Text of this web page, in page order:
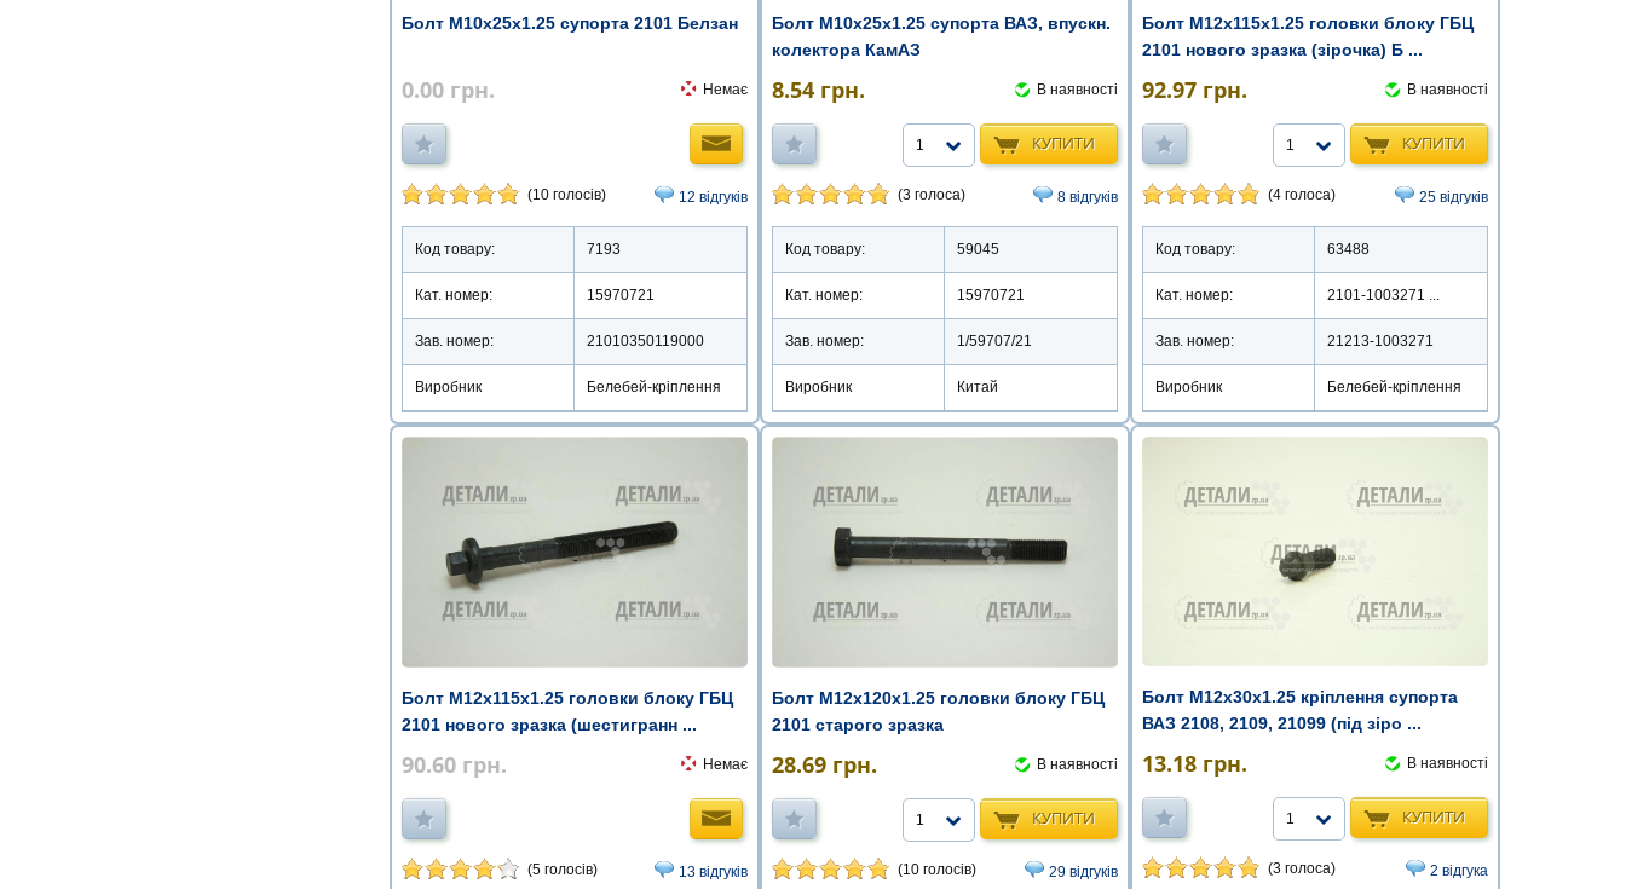
Болт М10х25х1.25 супорта 2101 Белзан
0.00 грн. Немає
(10 голосів) 12 відгуків
Код товару: 7193
Кат. номер: 15970721
Зав. номер: 21010350119000
Виробник Белебей-кріплення
Болт М10х25х1.25 супорта ВАЗ, впускн.
колектора КамАЗ
8.54 грн. В наявності
КУПИТИ
1
(3 голоса) 8 відгуків
Код товару: 59045
Кат. номер: 15970721
Зав. номер: 1/59707/21
Виробник Китай
Болт М12х115х1.25 головки блоку ГБЦ
2101 нового зразка (зірочка) Б ...
92.97 грн. В наявності
КУПИТИ
1
(4 голоса) 25 відгуків
Код товару: 63488
Кат. номер: 2101-1003271 ...
Зав. номер: 21213-1003271
Виробник Белебей-кріплення
Болт М12х115х1.25 головки блоку ГБЦ
2101 нового зразка (шестигранн ...
90.60 грн. Немає
(5 голосів) 13 відгуків
Болт М12х120х1.25 головки блоку ГБЦ
2101 старого зразка
28.69 грн. В наявності
КУПИТИ
1
(10 голосів) 29 відгуків
Болт М12х30х1.25 кріплення супорта
ВАЗ 2108, 2109, 21099 (під зіро ...
13.18 грн. В наявності
КУПИТИ
1
(3 голоса) 2 відгука